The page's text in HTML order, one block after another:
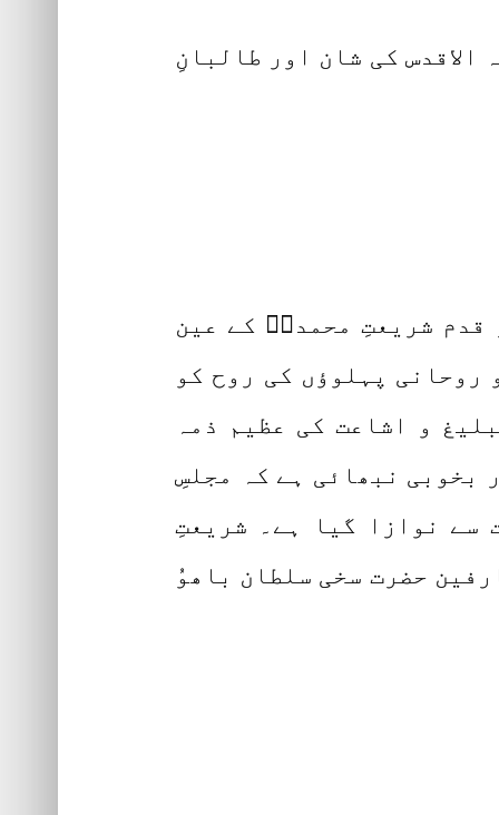
کی شان اور طالبانِ
قدم شریعتِ محمدیؐ کے عین
روحانی پہلوؤں کی روح کو
و اشاعت کی عظیم ذمہ
بخوبی نبھائی ہے کہ مجلسِ
سے نوازا گیا ہے۔ شریعتِ
حضرت سخی سلطان باھوُ